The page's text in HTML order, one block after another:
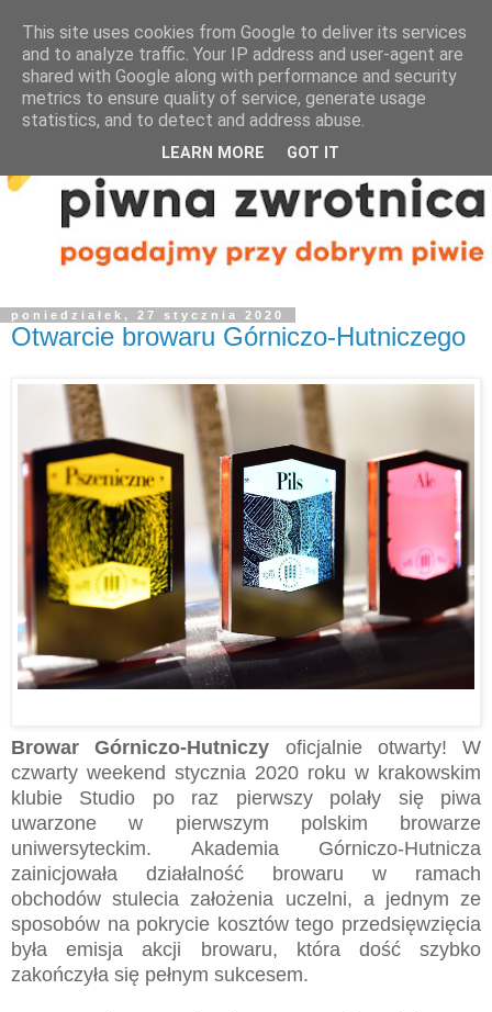
poniedziałek, 27 stycznia 2020
Otwarcie browaru Górniczo-Hutniczego
Browar Górniczo-Hutniczy oficjalnie otwarty! W
czwarty weekend stycznia 2020 roku w krakowskim
klubie Studio po raz pierwszy polały się piwa
uwarzone w pierwszym polskim browarze
uniwersyteckim. Akademia Górniczo-Hutnicza
zainicjowała działalność browaru w ramach
obchodów stulecia założenia uczelni, a jednym ze
sposobów na pokrycie kosztów tego przedsięwzięcia
była emisja akcji browaru, która dość szybko
zakończyła się pełnym sukcesem.
This site uses cookies from Google to deliver its services
and to analyze traffic. Your IP address and user-agent are
shared with Google along with performance and security
metrics to ensure quality of service, generate usage
statistics, and to detect and address abuse.
LEARN MORE GOT IT